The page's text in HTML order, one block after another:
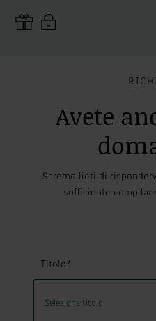
Avete
Saremo lieti di
sufficiente
Titolo*